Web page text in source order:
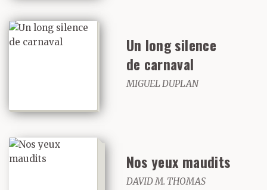
Un long silence
de carnaval
MIGUEL DUPLAN
Nos yeux maudits
DAVID M. THOMAS